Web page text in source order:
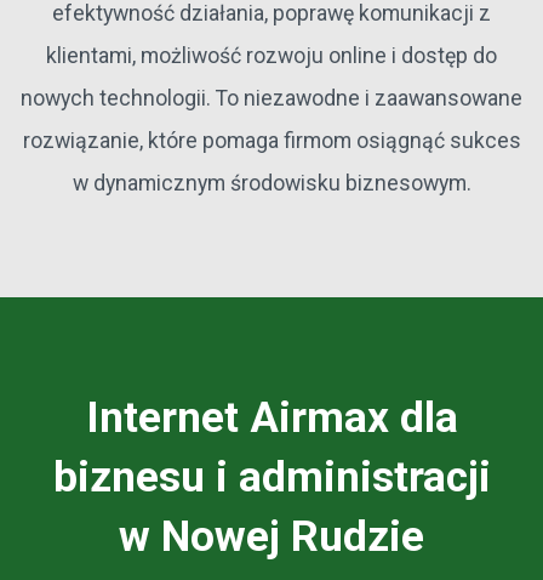
efektywność działania, poprawę komunikacji z
klientami, możliwość rozwoju online i dostęp do
nowych technologii. To niezawodne i zaawansowane
rozwiązanie, które pomaga firmom osiągnąć sukces
w dynamicznym środowisku biznesowym.
Internet Airmax dla
biznesu i administracji
w Nowej Rudzie